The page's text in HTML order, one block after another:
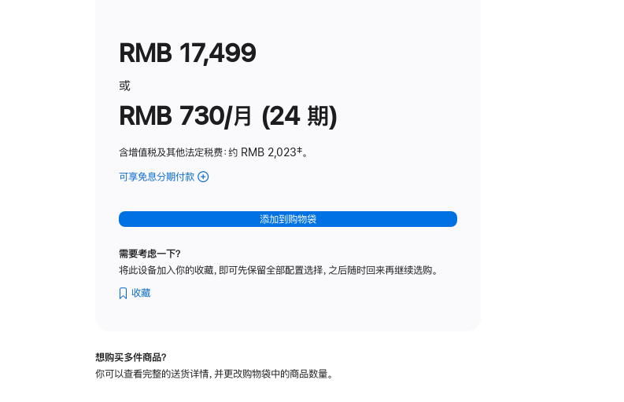
RMB 17,499
或
RMB 730/月 (24 期)
含增值税及其他法定税费：约 RMB 2,023脚
‡。
可享免息分期付款 (Studio
-
纳
理
可
添加到购物袋
需要考虑一下？
将此设备加入你的收藏，即可先保留全部配置选择，之后随时回来再继续选购。
收藏
想购买多件商品？
你可以查看完整的送货详情，并更改购物袋中的商品数量。